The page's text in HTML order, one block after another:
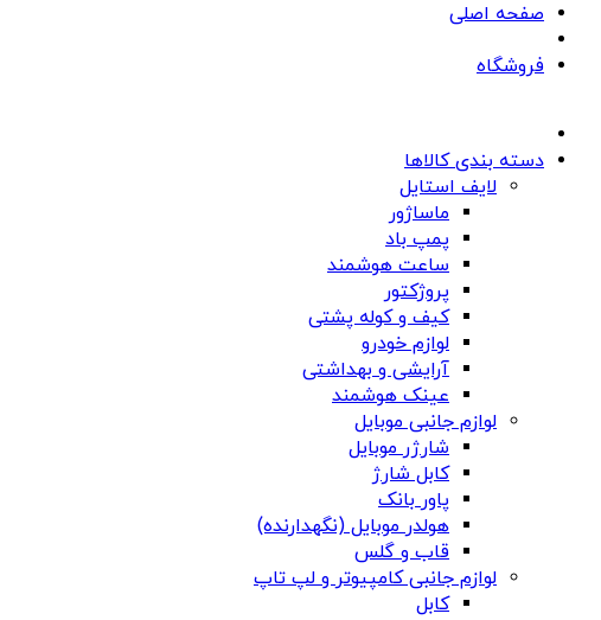
صفحه اصلی
فروشگاه
دسته بندی کالاها
لایف استایل
ماساژور
پمپ باد
ساعت هوشمند
پروژکتور
کیف و کوله پشتی
لوازم خودرو
آرایشی و بهداشتی
عینک هوشمند
لوازم جانبی موبایل
شارژر موبایل
کابل شارژ
پاور بانک
هولدر موبایل (نگهدارنده)
قاب و گلس
لوازم جانبی کامپیوتر و لپ تاپ
کابل